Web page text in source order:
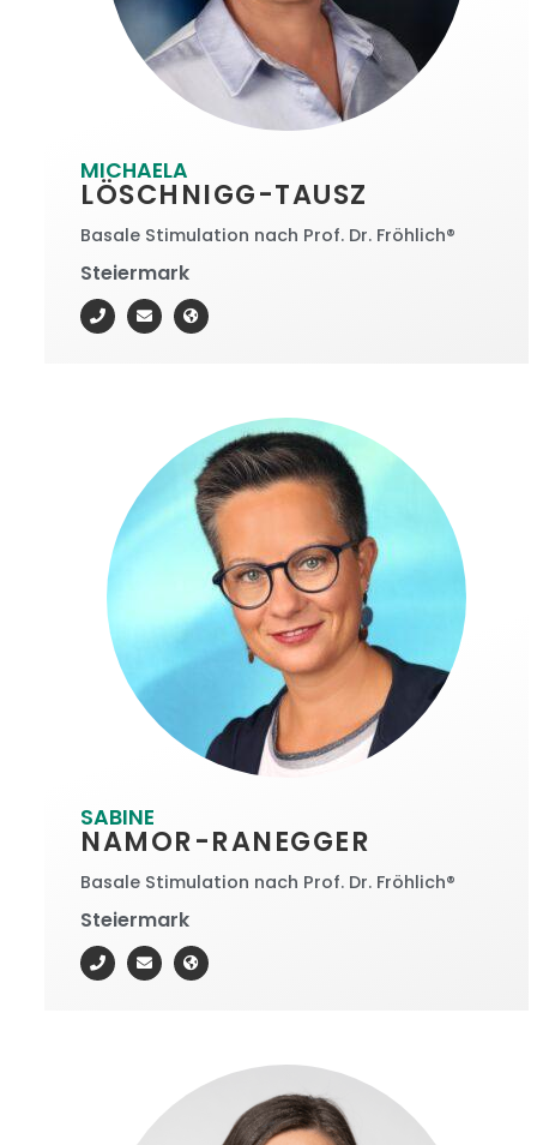
MICHAELA
LÖSCHNIGG-TAUSZ
Basale Stimulation nach Prof. Dr. Fröhlich®
Steiermark
SABINE
NAMOR-RANEGGER
Basale Stimulation nach Prof. Dr. Fröhlich®
Steiermark